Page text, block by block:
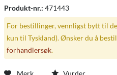
Produkt-nr.: 471443
For bestillinger, vennligst bytt til
kun til Tyskland). Ønsker du å
forhandlersøk.
Merk Vurder